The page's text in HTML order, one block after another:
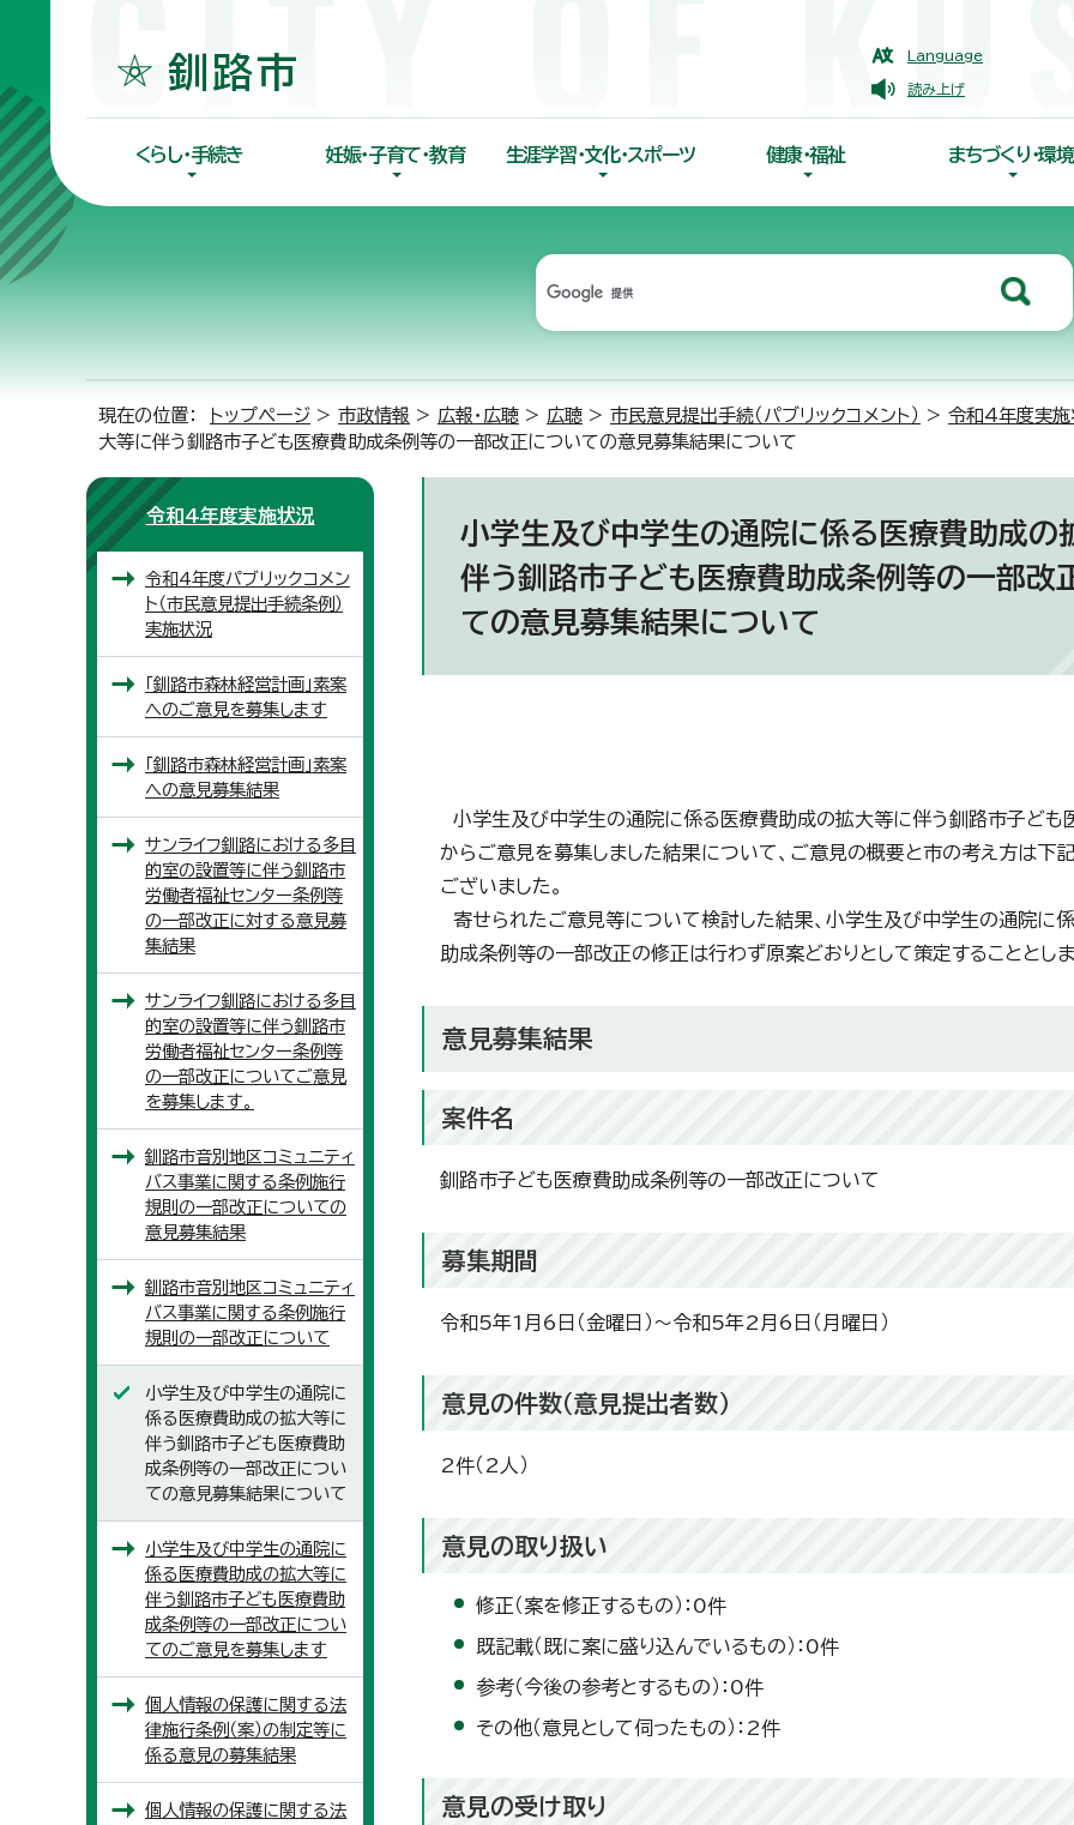
Language
読み上げ
くらし・手続き 妊娠・子育て・教育 生涯学習・文化・スポーツ 健康・福祉 まちづくり・環境
現在の位置： トップページ > 市政情報 > 広報・広聴 > 広聴 > 市民意見提出手続（パブリックコメント） > 令和4年度実施
大等に伴う釧路市子ども医療費助成条例等の一部改正についての意見募集結果について
小学生及び中学生の通院に係る医療費助成の
伴う釧路市子ども医療費助成条例等の一部改
ての意見募集結果について
小学生及び中学生の通院に係る医療費助成の拡大等に伴う釧路市子ども
からご意見を募集しました結果について、ご意見の概要と市の考え方は下
ございました。
寄せられたご意見等について検討した結果、小学生及び中学生の通院に
助成条例等の一部改正の修正は行わず原案どおりとして策定することとしま
意見募集結果
案件名
釧路市子ども医療費助成条例等の一部改正について
募集期間
令和5年1月6日（金曜日）～令和5年2月6日（月曜日）
意見の件数（意見提出者数）
2件（2人）
意見の取り扱い
修正（案を修正するもの）：0件
既記載（既に案に盛り込んでいるもの）：0件
参考（今後の参考とするもの）：0件
その他（意見として伺ったもの）：2件
意見の受け取り
令和4年度実施状況
令和4年度パブリックコメン
ト（市民意見提出手続条例）
実施状況
「釧路市森林経営計画」素案
へのご意見を募集します
「釧路市森林経営計画」素案
への意見募集結果
サンライフ釧路における多目
的室の設置等に伴う釧路市
労働者福祉センター条例等
の一部改正に対する意見募
集結果
サンライフ釧路における多目
的室の設置等に伴う釧路市
労働者福祉センター条例等
の一部改正についてご意見
を募集します。
釧路市音別地区コミュニティ
バス事業に関する条例施行
規則の一部改正についての
意見募集結果
釧路市音別地区コミュニティ
バス事業に関する条例施行
規則の一部改正について
小学生及び中学生の通院に
係る医療費助成の拡大等に
伴う釧路市子ども医療費助
成条例等の一部改正につい
ての意見募集結果について
小学生及び中学生の通院に
係る医療費助成の拡大等に
伴う釧路市子ども医療費助
成条例等の一部改正につい
てのご意見を募集します
個人情報の保護に関する法
律施行条例（案）の制定等に
係る意見の募集結果
個人情報の保護に関する法